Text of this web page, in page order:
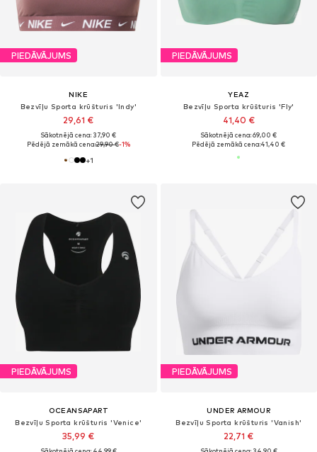
PIEDĀVĀJUMS
NIKE
Bezvīļu Sporta krūšturis 'Indy'
29,61 €
Sākotnējā cena: 37,90 €
Pēdējā zemākā cena:29,90 €-1%
+1
PIEDĀVĀJUMS
YEAZ
Bezvīļu Sporta krūšturis 'Fly'
41,40 €
Sākotnējā cena: 69,00 €
Pēdējā zemākā cena:41,40 €
PIEDĀVĀJUMS
OCEANSAPART
Bezvīļu Sporta krūšturis 'Venice'
35,99 €
PIEDĀVĀJUMS
UNDER ARMOUR
Bezvīļu Sporta krūšturis 'Vanish'
22,71 €